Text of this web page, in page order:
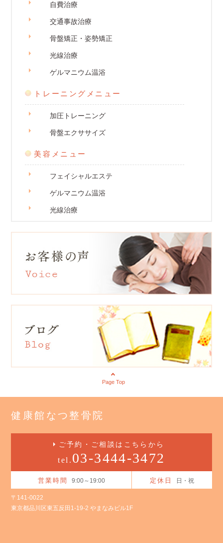
自費治療
交通事故治療
骨盤矯正・姿勢矯正
光線治療
ゲルマニウム温浴
トレーニングメニュー
加圧トレーニング
骨盤エクササイズ
美容メニュー
フェイシャルエステ
ゲルマニウム温浴
光線治療
Page Top
健康館なつ整骨院
ご予約・ご相談はこちらから
tel. 03-3444-3472
営業時間 9:00～19:00 定休日 日・祝
〒141-0022
東京都品川区東五反田1-19-2 やまなみビル1F